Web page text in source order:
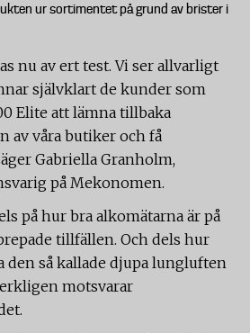
ur sortimentet på grund av brister i
nu av ert test. Vi ser allvarligt
självklart de kunder som
Elite att lämna tillbaka
av våra butiker och få
Gabriella Granholm,
på Mekonomen.
på hur bra alkomätarna är på
tillfällen. Och dels hur
den så kallade djupa lungluften
motsvarar